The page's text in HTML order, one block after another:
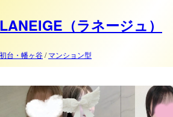
LANEIGE（ラネージュ）
初台・幡ヶ谷/マンション型